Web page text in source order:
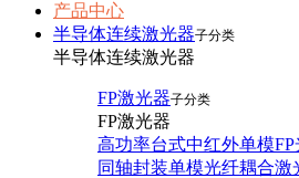
产品中心
半导体连续激光器子分类
半导体连续激光器
FP激光器子分类
FP激光器
高功率台式中红外单模FP
同轴封装单模光纤耦合激